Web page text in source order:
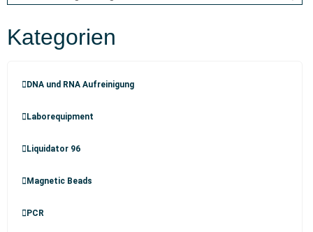
Kategorien
DNA und RNA Aufreinigung
Laborequipment
Liquidator 96
Magnetic Beads
PCR